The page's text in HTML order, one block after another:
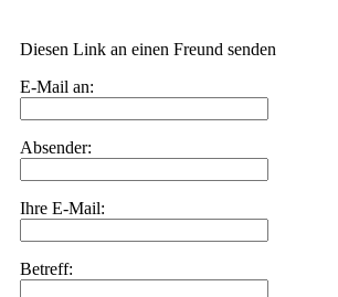
Diesen Link an einen Freund senden
E-Mail an:
Absender:
Ihre E-Mail:
Betreff: